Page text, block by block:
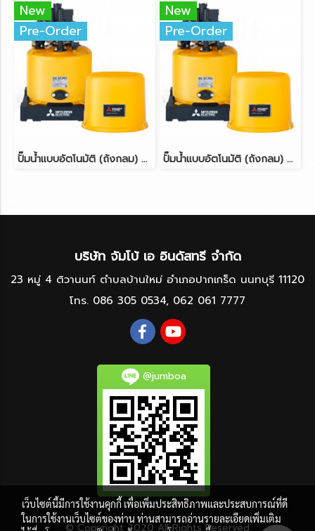
New
Pre-Order
ปั๊มน้ำแบบอัตโนมัติ (ถังกลม) ขนาด 200 วัตต์ MITSUBISHI WP-205R
New
Pre-Order
ปั๊มน้ำแบบอัตโนมัติ (ถังกลม) ขนาด 100 วัตต์ MITSUBISHI WP-105R
บริษัท จัมโบ้ เอ อินดัสทรี จำกัด
23 หมู่ 4 ติวานนท์ ตำบลบ้านใหม่ อำเภอปากเกร็ด นนทบุรี 11120
โทร. 086 305 0534, 062 061 7777
@jumboa
© Copyright 2020 All Rights Reserved
เว็บไซต์นี้มีการใช้งานคุกกี้ เพื่อเพิ่มประสิทธิภาพและประสบการณ์ที่ดี
ในการใช้งานเว็บไซต์ของท่าน ท่านสามารถอ่านรายละเอียดเพิ่มเติม